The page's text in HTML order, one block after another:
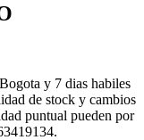
y 7 dias habiles
de stock y cambios
puntual pueden por